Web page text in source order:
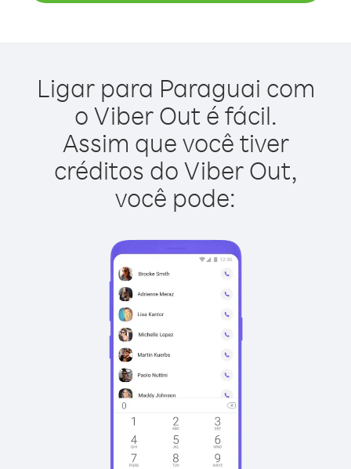
Ligar para Paraguai com
o Viber Out é fácil.
Assim que você tiver
créditos do Viber Out,
você pode: